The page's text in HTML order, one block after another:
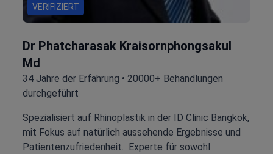
VERIFIZIERT
Dr Phatcharasak Kraisornphongsakul
Md
34 Jahre der Erfahrung • 20000+ Behandlungen
durchgeführt
Spezialisiert auf Rhinoplastik in der ID Clinic Bangkok,
mit Fokus auf natürlich aussehende Ergebnisse und
Patientenzufriedenheit.
Experte für sowohl